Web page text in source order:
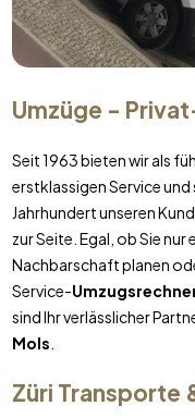
Umzüge -
Seit 1963 bieten wir als
erstklassigen Service
Jahrhundert unseren
zur Seite. Egal, ob Sie nur
Nachbarschaft planen
Service-
sind Ihr verlässlicher
Mols
Züri Transporte